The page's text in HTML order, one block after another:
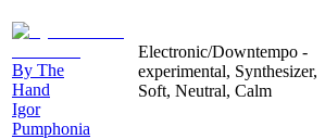
By The
Hand
Igor
Pumphonia
Electronic/Downtempo -
experimental, Synthesizer,
Soft, Neutral, Calm